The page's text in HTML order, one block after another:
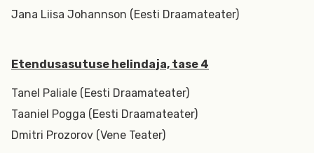
Jana Liisa Johannson (Eesti Draamateater)
Etendusasutuse helindaja, tase 4
Tanel Paliale (Eesti Draamateater)
Taaniel Pogga (Eesti Draamateater)
Dmitri Prozorov (Vene Teater)